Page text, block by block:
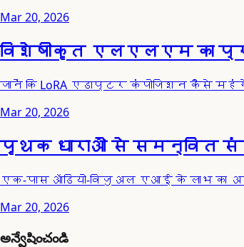
Mar 20, 2026
विशेषीकृत एलएलएम का
जानें कि LoRA एडाप्टर कंपोजिशन कैसे
Mar 20, 2026
पृथक धाराओं से समन्वित
एक-पास ऑडियो-विजुअल एआई के लाभ
Mar 20, 2026
అన్వేషించండి